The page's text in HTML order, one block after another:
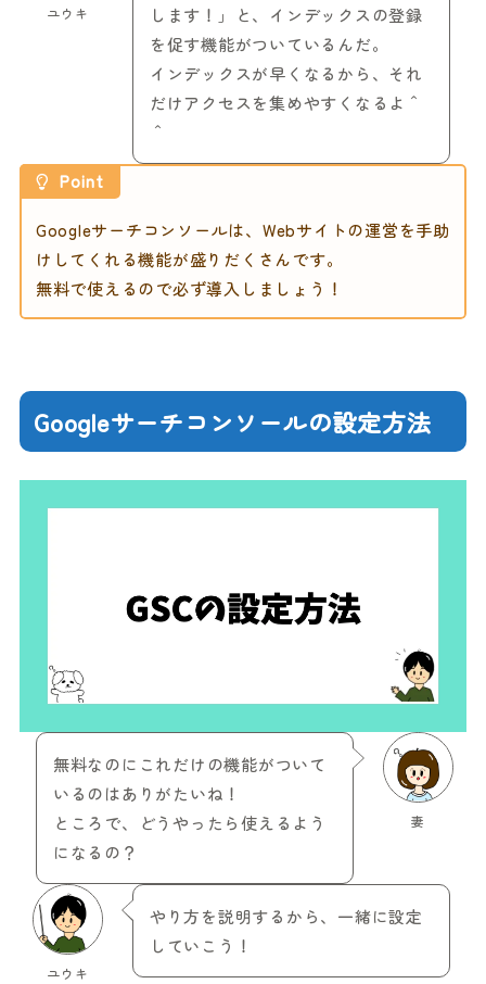
ユウキ
します！」と、インデックスの登録
を促す機能がついているんだ。
インデックスが早くなるから、それ
だけアクセスを集めやすくなるよ＾
＾
Point
Googleサーチコンソールは、Webサイトの運営を手助
けしてくれる機能が盛りだくさんです。
無料で使えるので必ず導入しましょう！
Googleサーチコンソールの設定方法
妻
無料なのにこれだけの機能がついて
いるのはありがたいね！
ところで、どうやったら使えるよう
になるの？
ユウキ
やり方を説明するから、一緒に設定
していこう！